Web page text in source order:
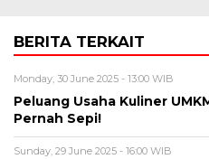
BERITA TERKAIT
Monday, 30 June 2025 - 13:00 WIB
Peluang Usaha Kuliner
Pernah Sepi!
Sunday, 29 June 2025 - 16:00 WIB